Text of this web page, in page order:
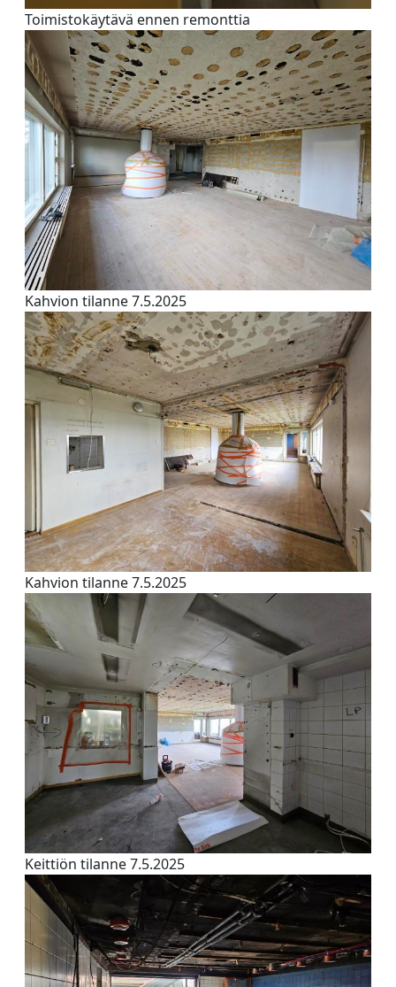
Toimistokäytävä ennen remonttia
Kahvion tilanne 7.5.2025
Kahvion tilanne 7.5.2025
Keittiön tilanne 7.5.2025